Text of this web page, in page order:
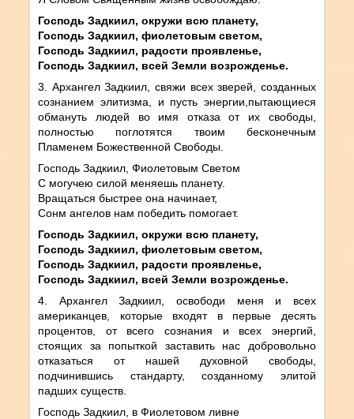
Господь Задкиил, окружи всю планету,
Господь Задкиил, фиолетовым светом,
Господь Задкиил, радости проявленье,
Господь Задкиил, всей Земли возрожденье.
3. Архангел Задкиил, свяжи всех зверей, созданных
сознанием элитизма, и пусть энергии,пытающиеся
обмануть людей во имя отказа от их свободы,
полностью поглотятся твоим бесконечным
Пламенем Божественной Свободы.
Господь Задкиил, Фиолетовым Светом
С могучею силой меняешь планету.
Вращаться быстрее она начинает,
Сонм ангелов нам победить помогает.
Господь Задкиил, окружи всю планету,
Господь Задкиил, фиолетовым светом,
Господь Задкиил, радости проявленье,
Господь Задкиил, всей Земли возрожденье.
4. Архангел Задкиил, освободи меня и всех
американцев, которые входят в первые десять
процентов, от всего сознания и всех энергий,
стоящих за попыткой заставить нас добровольно
отказаться от нашей духовной свободы,
подчинившись стандарту, созданному элитой
падших существ.
Господь Задкиил, в Фиолетовом ливне